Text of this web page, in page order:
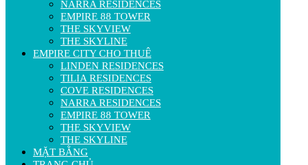
NARRA RESIDENCES
EMPIRE 88 TOWER
THE SKYVIEW
THE SKYLINE
EMPIRE CITY CHO THUÊ
LINDEN RESIDENCES
TILIA RESIDENCES
COVE RESIDENCES
NARRA RESIDENCES
EMPIRE 88 TOWER
THE SKYVIEW
THE SKYLINE
MẶT BẰNG